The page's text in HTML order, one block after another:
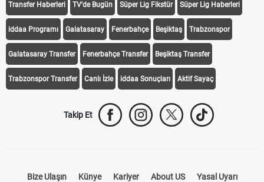
Transfer Haberleri TV'de Bugün Süper Lig Fikstür Süper Lig Haberleri
iddaa Programı Galatasaray Fenerbahçe Beşiktaş Trabzonspor
Galatasaray Transfer Fenerbahçe Transfer Beşiktaş Transfer
Trabzonspor Transfer Canlı İzle iddaa Sonuçları Aktif Sayaç
Takip Et
Bize Ulaşın Künye Kariyer About US Yasal Uyarı